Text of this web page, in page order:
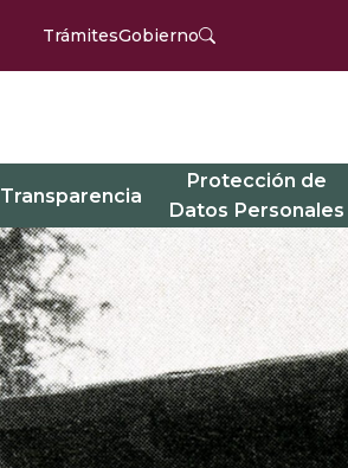
TrámitesGobierno
Transparencia
Protección de
Datos Personales